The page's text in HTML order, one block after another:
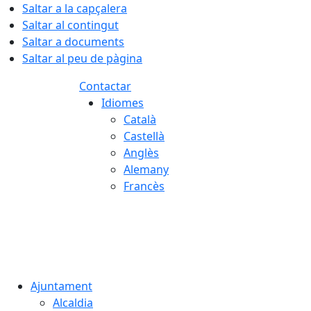
Saltar a la capçalera
Saltar al contingut
Saltar a documents
Saltar al peu de pàgina
Contactar
Idiomes
Català
Castellà
Anglès
Alemany
Francès
Ajuntament
Alcaldia